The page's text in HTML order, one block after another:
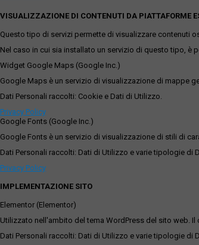
VISUALIZZAZIONE DI CONTENUTI DA PIATTAFORME
Questo tipo di servizi permette di visualizzare contenuti
Nel caso in cui sia installato un servizio di questo tipo, è
Widget Google Maps (Google Inc.)
Google Maps è un servizio di visualizzazione di mappe
Dati Personali raccolti: Cookie e Dati di Utilizzo.
Privacy Policy
Google Fonts (Google Inc.)
Google Fonts è un servizio di visualizzazione di stili di
Dati Personali raccolti: Dati di Utilizzo e varie tipologie
Privacy Policy
IMPLEMENTAZIONE SITO
Elementor (Elementor)
Utilizzato nell'ambito del tema WordPress del sito web.
Dati Personali raccolti: Dati di Utilizzo e varie tipologie